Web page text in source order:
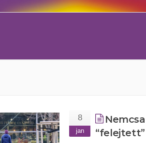
8
jan